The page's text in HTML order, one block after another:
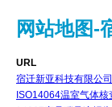
网站地图-
URL
宿迁新亚科技有限公司
ISO14064温室气体核